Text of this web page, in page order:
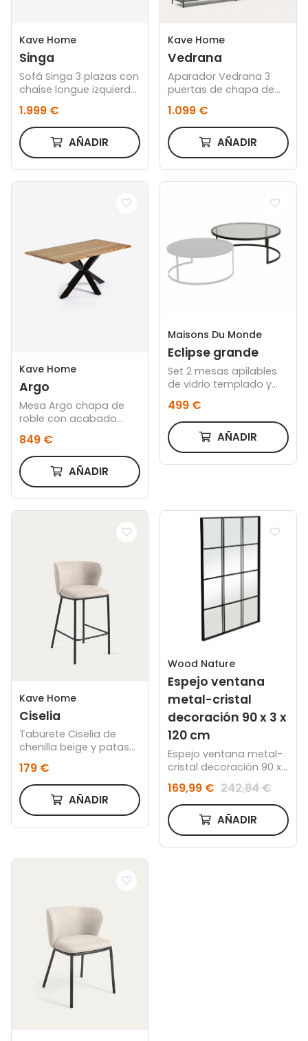
Kave Home
Singa
Sofá Singa 3 plazas con
chaise longue izquierdo
1.999 €
AÑADIR
Kave Home
Vedrana
Aparador Vedrana 3
puertas de chapa de
negro 195 x 80 cm
1.099 €
AÑADIR
Kave Home
Argo
Mesa Argo chapa de
roble con acabado
acero acabado negro
160 x 90 cm
849 €
AÑADIR
Maisons Du Monde
Eclipse grande
Set 2 mesas apilables
de vidrio templado y
metal negro
499 €
AÑADIR
Kave Home
Ciselia
Taburete Ciselia de
chenilla beige y patas
de acero con acabado
negro altura 65 cm
179 €
AÑADIR
Wood Nature
Espejo ventana
metal-cristal
decoración 90 x 3 x
120 cm
Espejo ventana metal-
cristal decoración 90 x
169,99 € 242,84 €
AÑADIR